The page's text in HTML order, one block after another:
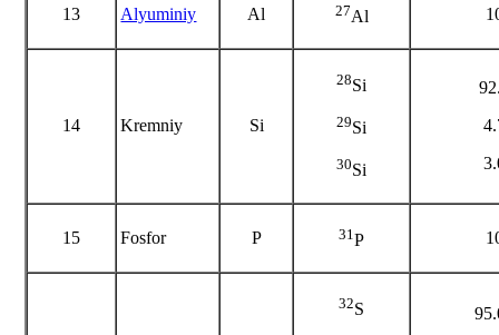
13 Alyuminiy Al 27Al
14 Kremniy Si
28Si
29Si
30Si
15 Fosfor P 31P
32S